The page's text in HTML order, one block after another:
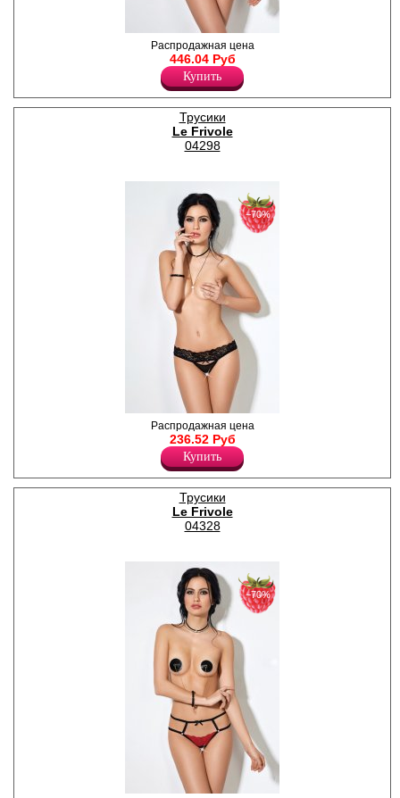
Кружевные высокие трусики
с открытым доступом и
декоративным поясом из
множества бретелей.
Лайкра 24%
Полиамид 76%
Распродажная цена
446.04 Руб
Купить
Трусики
Le Frivole
04298
Возбуждающие кружевные
трусики с открытым
доступом.
Полиамид 84%
Спандекс 16%
−70%
Распродажная цена
236.52 Руб
Купить
Трусики
Le Frivole
04328
−70%